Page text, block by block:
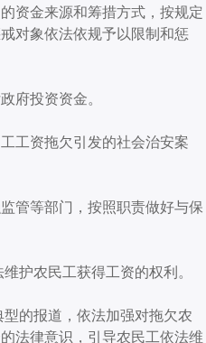
资金来源和筹措方式，按规定
对象依法依规予以限制和惩
府投资资金。
工资拖欠引发的社会治安案
管等部门，按照职责做好与保
护农民工获得工资的权利。
的报道，依法加强对拖欠农
法律意识，引导农民工依法维